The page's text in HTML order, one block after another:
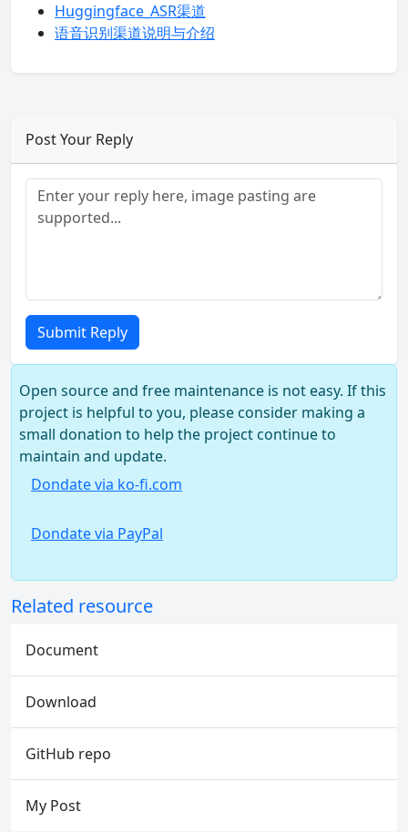
Huggingface_ASR渠道
语音识别渠道说明与介绍
Post Your Reply
Submit Reply
Open source and free maintenance is not easy. If this
project is helpful to you, please consider making a
small donation to help the project continue to
maintain and update.
Dondate via ko-fi.com
Dondate via PayPal
Related resource
Document
Download
GitHub repo
My Post